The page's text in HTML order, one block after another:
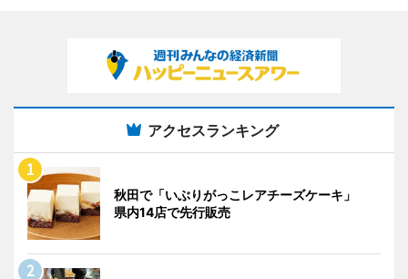
アクセスランキング
秋田で「いぶりがっこレアチーズケーキ」
県内14店で先行販売